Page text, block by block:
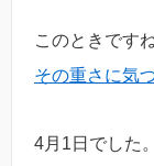
このときです
その重さに気
4月1日でした。